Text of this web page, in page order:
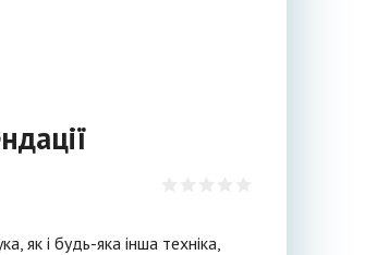
як і будь-яка інша техніка,